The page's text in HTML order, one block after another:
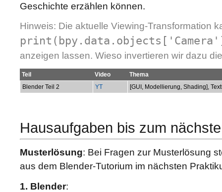
Geschichte erzählen können.
Hinweis: Die aktuelle Viewing-Transformation
anzeigen lassen. Wieso invertieren wir dazu
Teil Video
Thema
Blender Teil 2
YT [GUI, Modellierung, Shading],
Hausaufgaben bis zum
Musterlösung: Bei Fragen zur Musterlösung
aus dem Blender-Tutorium im nächsten
1. Blender: